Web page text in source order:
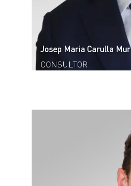
Josep Maria Carulla Mur
CONSULTOR